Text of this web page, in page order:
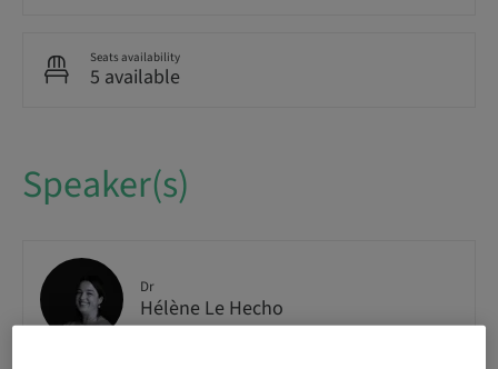
Seats availability
5 available
Speaker(s)
Dr
Hélène Le Hecho